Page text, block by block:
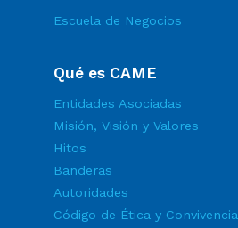
Escuela de Negocios
Qué es CAME
Entidades Asociadas
Misión, Visión y Valores
Hitos
Banderas
Autoridades
Código de Ética y Convivencia